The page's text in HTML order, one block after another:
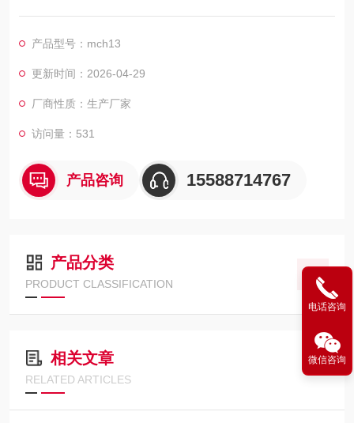
供应商：济宁市科尔奇机电设备有限公司
型号：MCH13/ET STANDARD,这个是标准型款的型号。
产品型号：mch13
更新时间：2026-04-29
厂商性质：生产厂家
访问量：531
产品咨询 15588714767
产品分类
PRODUCT CLASSIFICATION
相关文章
RELATED ARTICLES
电话咨询
微信咨询